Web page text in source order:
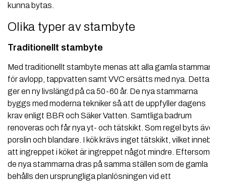
kunna bytas.
Olika typer av stambyte
Traditionellt stambyte
Med traditionellt stambyte menas att alla gamla stammar
för avlopp, tappvatten samt VVC ersätts med nya. Detta
ger en ny livslängd på ca 50-60 år. De nya stammarna
byggs med moderna tekniker så att de uppfyller dagens
krav enligt BBR och Säker Vatten. Samtliga badrum
renoveras och får nya yt- och tätskikt. Som regel byts även
porslin och blandare. I kök krävs inget tätskikt, vilket innebär
att ingreppet i köket är ingreppet något mindre. Eftersom
de nya stammarna dras på samma ställen som de gamla
behålls den ursprungliga planlösningen vid ett